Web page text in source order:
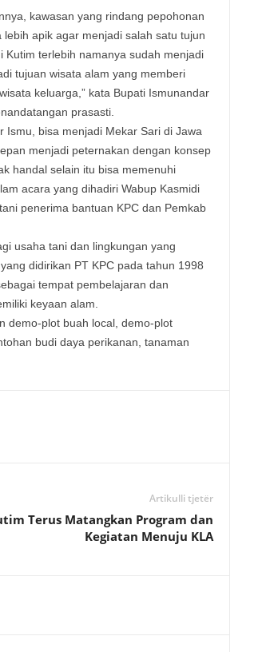
kawasan yang rindang pepohonan
lebih apik agar menjadi salah satu tujun
Kutim terlebih namanya sudah menjadi
tujuan wisata alam yang memberi
keluarga,” kata Bupati Ismunandar
prasasti.
bisa menjadi Mekar Sari di Jawa
menjadi peternakan dengan konsep
handal selain itu bisa memenuhi
acara yang dihadiri Wabup Kasmidi
penerima bantuan KPC dan Pemkab
usaha tani dan lingkungan yang
didirikan PT KPC pada tahun 1998
tempat pembelajaran dan
keyaan alam.
demo-plot buah local, demo-plot
budi daya perikanan, tanaman
Artikulli tjetër
Terus Matangkan Program dan
Kegiatan Menuju KLA